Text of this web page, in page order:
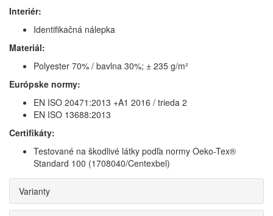
Interiér:
Identifikačná nálepka
Materiál:
Polyester 70% / bavlna 30%; ± 235 g/m²
Európske normy:
EN ISO 20471:2013 +A1 2016 / trieda 2
EN ISO 13688:2013
Certifikáty:
Testované na škodlivé látky podľa normy Oeko-Tex®
Standard 100 (1708040/Centexbel)
Varianty